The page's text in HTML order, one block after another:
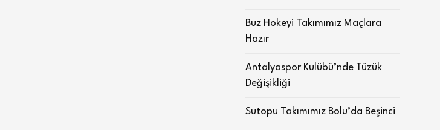
Buz Hokeyi Takımımız Maçlara
Hazır
Antalyaspor Kulübü’nde Tüzük
Değişikliği
Sutopu Takımımız Bolu’da Beşinci